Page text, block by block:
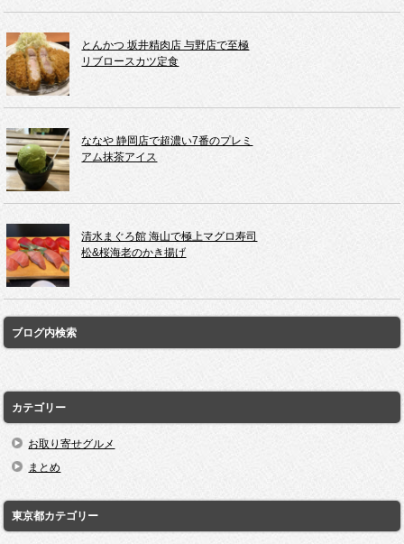
とんかつ 坂井精肉店 与野店で至極
リブロースカツ定食
ななや 静岡店で超濃い7番のプレミ
アム抹茶アイス
清水まぐろ館 海山で極上マグロ寿司
松&桜海老のかき揚げ
ブログ内検索
カテゴリー
お取り寄せグルメ
まとめ
東京都カテゴリー